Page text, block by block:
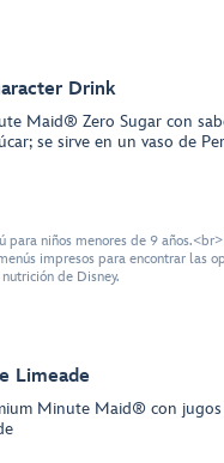
Drink
Maid® Zero Sugar con
se sirve en un vaso de
para niños menores de 9
impresos para encontrar las
de Disney.
Limeade
Minute Maid® con